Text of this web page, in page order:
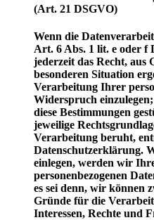
(Art. 21 DSGVO)
Wenn die
Art. 6 Abs. 1 lit. e oder f
jederzeit das Recht, aus
besonderen Situation
Verarbeitung Ihrer
Widerspruch
diese Bestimmungen
jeweilige
Verarbeitung beruht,
Datenschutzerklärung.
einlegen, werden wir
personenbezogenen
es sei denn, wir können
Gründe für die
Interessen, Rechte und